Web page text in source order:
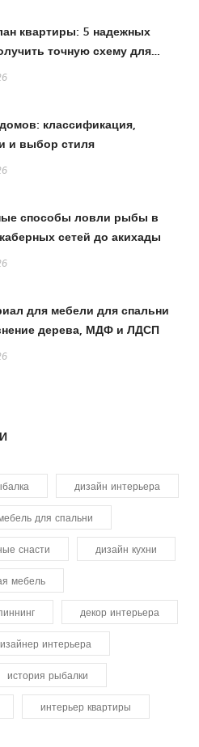
квартиры: 5 надежных
точную схему для
классификация,
и выбор стиля
способы ловли рыбы в
сетей до акихады
для мебели для спальни
дерева, МДФ и ЛДСП
дизайн интерьера
для спальни
снасти дизайн кухни
мебель
декор интерьера
интерьера
история рыбалки
интерьер квартиры